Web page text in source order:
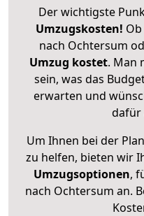
Der wichtigste
Umzugskosten!
nach Ochtersum
Umzug kostet. Man
sein, was das
erwarten und
dafür
Um Ihnen bei der
zu helfen, bieten wir
Umzugsoptionen,
nach Ochtersum an.